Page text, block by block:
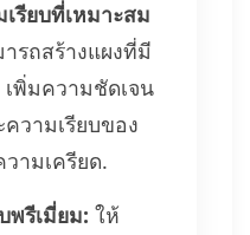
รียบที่เหมาะสม
รถสร้างแผงที่มี
พิ่มความชัดเจน
วามเรียบของ
ามเครียด.
พรีเมี่ยม: ให้